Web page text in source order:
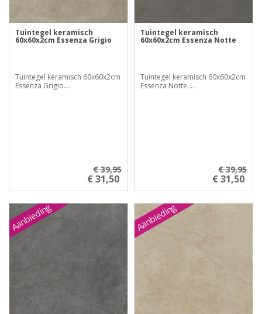
Tuintegel keramisch
60x60x2cm Essenza Grigio
Tuintegel keramisch 60x60x2cm
Essenza Grigio....
€ 39,95
€ 31,50
Tuintegel keramisch
60x60x2cm Essenza Notte
Tuintegel keramisch 60x60x2cm
Essenza Notte....
€ 39,95
€ 31,50
Aanbieding Aanbieding